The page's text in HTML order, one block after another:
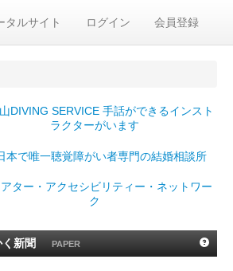
ログイン 会員登録
タルサイト
く新聞 PAPER